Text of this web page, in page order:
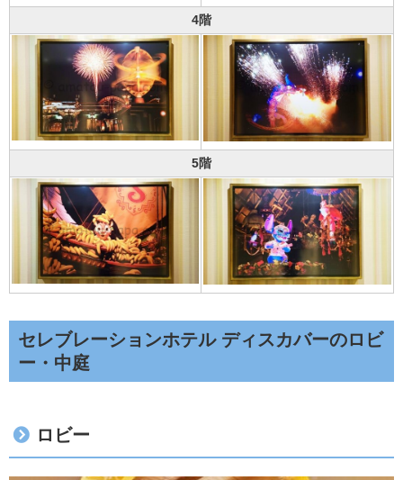
4階
5階
セレブレーションホテル ディスカバーのロビ
ー・中庭
ロビー